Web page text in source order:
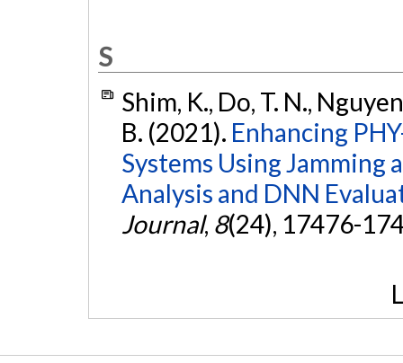
S
Shim, K., Do, T. N.,
B. (2021). Enhancing
Systems Using Jamming
Analysis and DNN
Journal, 8(24), 17476-